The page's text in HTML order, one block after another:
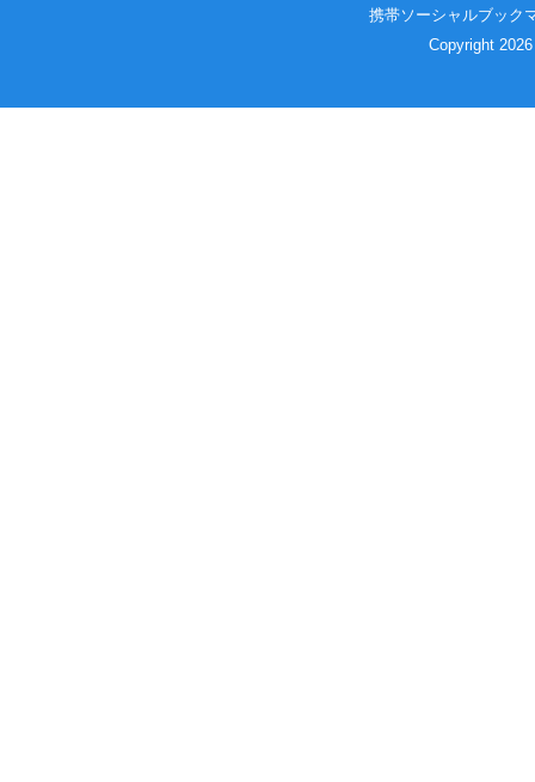
携帯ソーシャルブック
Copyright